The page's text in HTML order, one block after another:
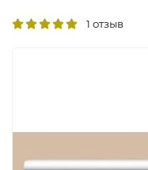
1 отзыв